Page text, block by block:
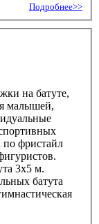
Подробнее>>
на батуте,
малышей,
по фристайл
3х5 м.
батута